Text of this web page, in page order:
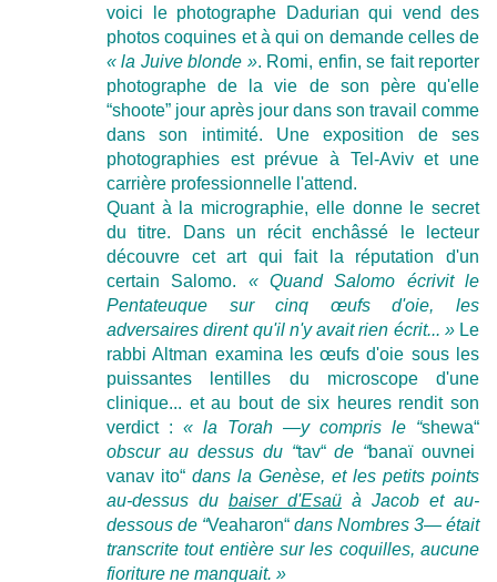
voici le photographe Dadurian qui vend des
photos coquines et à qui on demande celles de
« la Juive blonde ». Romi, enfin, se fait reporter
photographe de la vie de son père qu'elle
“shoote” jour après jour dans son travail comme
dans son intimité. Une exposition de ses
photographies est prévue à Tel-Aviv et une
carrière professionnelle l'attend.
Quant à la micrographie, elle donne le secret
du titre. Dans un récit enchâssé le lecteur
découvre cet art qui fait la réputation d'un
certain Salomo. « Quand Salomo écrivit le
Pentateuque sur cinq œufs d'oie, les
adversaires dirent qu'il n'y avait rien écrit... »Le
rabbi Altman examina les œufs d'oie sous les
puissantes lentilles du microscope d'une
clinique... et au bout de six heures rendit son
verdict : « la Torah —y compris le “shewa“
obscur au dessus du “tav“de “banaï ouvnei
vanav ito“ dans la Genèse, et les petits points
au-dessus du baiser d'Esaü à Jacob et au-
dessous de “Veaharon“ dans Nombres 3— était
transcrite tout entière sur les coquilles, aucune
fioriture ne manquait. »